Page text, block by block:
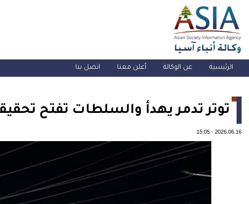
الرئيسية عن الوكالة أعلن معنا اتصل بنا
توتر تدمر يهدأ والسلطات تفتح
2026.06.16
-
15:05